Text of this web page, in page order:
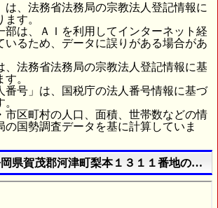
は、法務省法務局の宗教法人登記情報に
す。
部は、ＡＩを利用してインターネット経
いるため、データに誤りがある場合があ
、法務省法務局の宗教法人登記情報に基
。
番号」は、国税庁の法人番号情報に基づ
市区町村の人口、面積、世帯数などの情
の国勢調査データを基に計算していま
岡県賀茂郡河津町梨本１３１１番地の２)